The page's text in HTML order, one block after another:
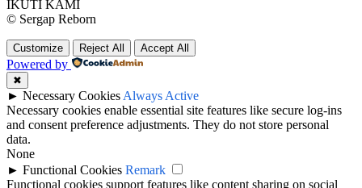
IKUTI KAMI
© Sergap Reborn
Customize Reject All Accept All
Powered by
✖
► Necessary Cookies Always Active
Necessary cookies enable essential site features like secure log-ins
and consent preference adjustments. They do not store personal
data.
None
► Functional Cookies Remark
Functional cookies support features like content sharing on social